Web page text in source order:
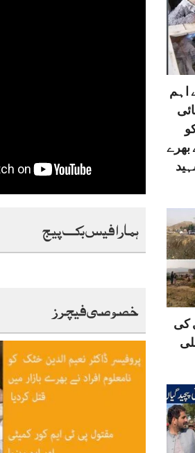
اہم
بھرے
کی
ہمارا فیس بک پیج
خصوصی فیچرز